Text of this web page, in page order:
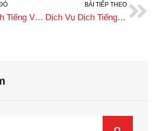
Phiên Dịch Tiếng Việt Sang Tiếng Campuchia Chuẩn Xác, Phí Tốt
BÀI TIẾP THEO
Dịch Vụ Dịch Tiếng Anh Sang Tiếng Campuchia (Khmer) Chuẩn Nhất